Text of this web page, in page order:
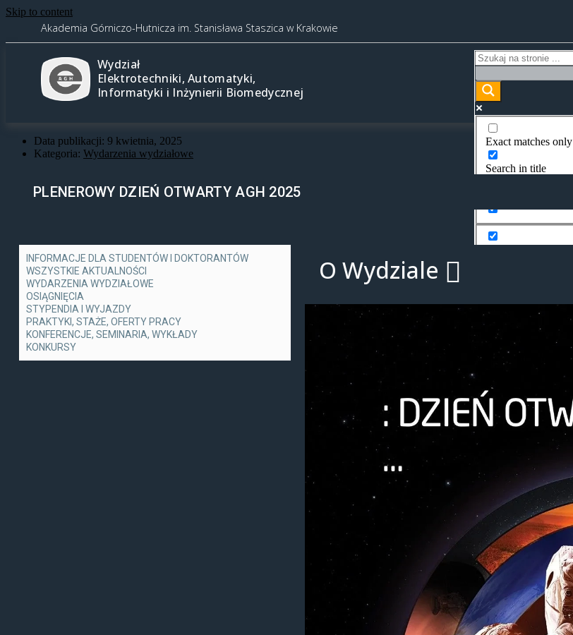
Skip to content
Akademia Górniczo-Hutnicza im. Stanisława Staszica w Krakowie
Wydział
Elektrotechniki, Automatyki,
Informatyki i Inżynierii Biomedycznej
Exact matches only
Search in title
Data publikacji: 9 kwietnia, 2025
Kategoria: Wydarzenia wydziałowe
PLENEROWY DZIEŃ OTWARTY AGH 2025
INFORMACJE DLA STUDENTÓW I DOKTORANTÓW
WSZYSTKIE AKTUALNOŚCI
WYDARZENIA WYDZIAŁOWE
OSIĄGNIĘCIA
STYPENDIA I WYJAZDY
PRAKTYKI, STAŻE, OFERTY PRACY
KONFERENCJE, SEMINARIA, WYKŁADY
KONKURSY
O Wydziale